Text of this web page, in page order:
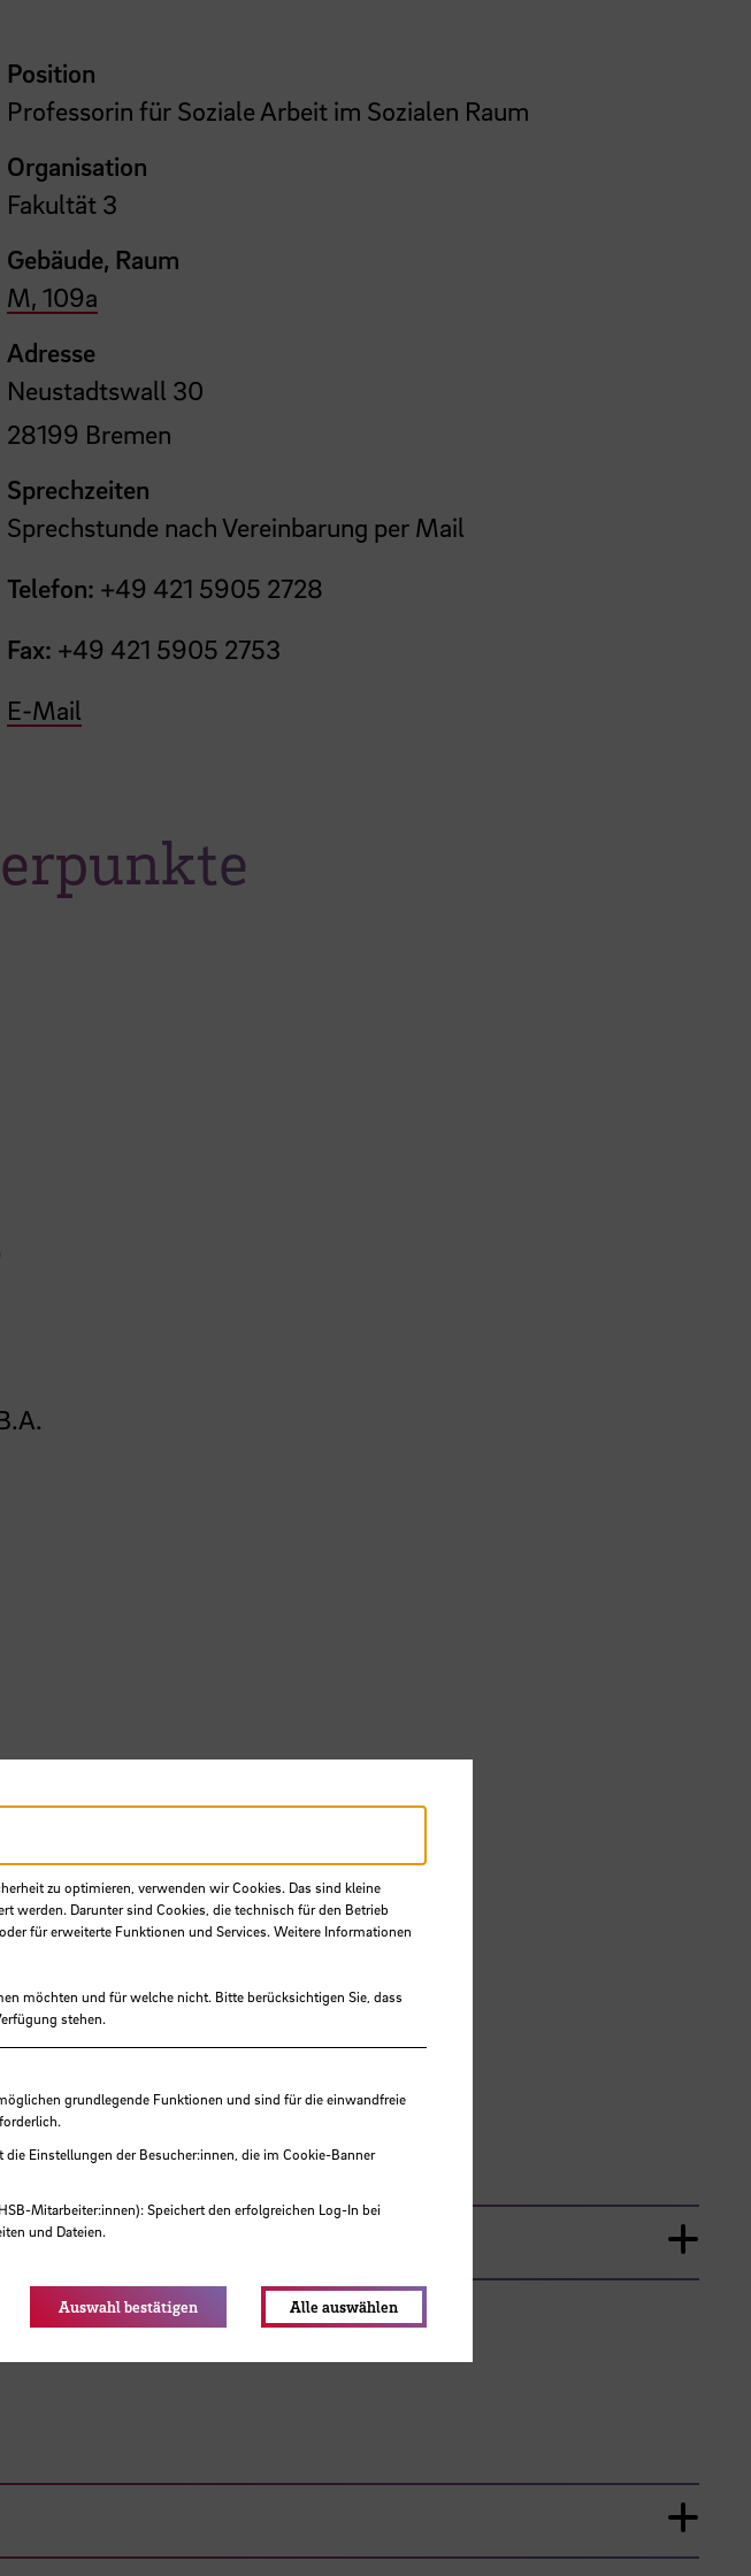
Position
Professorin für Soziale Arbeit im Sozialen Raum
Organisation
Fakultät 3
Gebäude, Raum
M, 109a
Adresse
Neustadtswall 30
28199 Bremen
Sprechzeiten
Sprechstunde nach Vereinbarung per Mail
Telefon: +49 421 5905 2728
Fax: +49 421 5905 2753
E-Mail
Evaluation)
zu optimieren, verwenden wir Cookies. Das sind kleine
werden. Darunter sind Cookies, die technisch für den Betrieb
für erweiterte Funktionen und Services. Weitere Informationen
möchten und für welche nicht. Bitte berücksichtigen Sie, dass
stehen.
grundlegende Funktionen und sind für die einwandfreie
die Einstellungen der Besucher:innen, die im Cookie-Banner
Mitarbeiter:innen): Speichert den erfolgreichen Log-In bei
und Dateien.
Auswahl bestätigen Alle auswählen